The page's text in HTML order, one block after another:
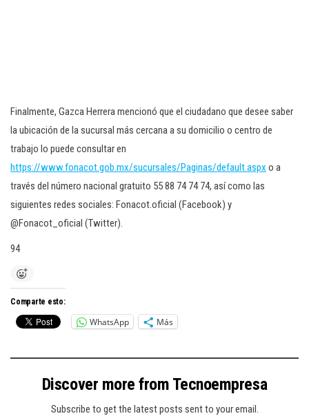
Finalmente, Gazca Herrera mencionó que el ciudadano que desee saber
la ubicación de la sucursal más cercana a su domicilio o centro de
trabajo lo puede consultar en
https://www.fonacot.gob.mx/sucursales/Paginas/default.aspx o a
través del número nacional gratuito 55 88 74 74 74, así como las
siguientes redes sociales: Fonacot.oficial (Facebook) y
@Fonacot_oficial (Twitter).
94
Comparte esto:
WhatsApp Más
Discover more from Tecnoempresa
Subscribe to get the latest posts sent to your email.